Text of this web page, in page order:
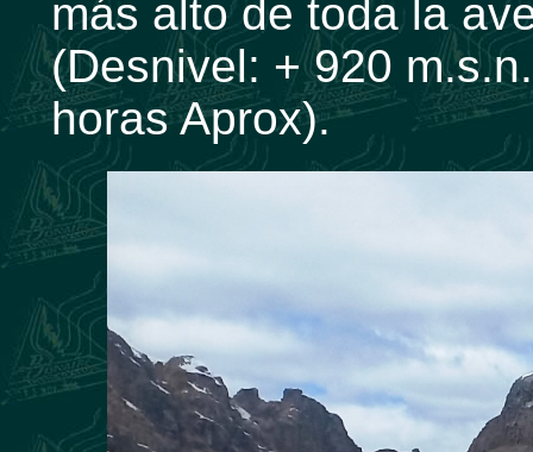
más alto de toda la
(Desnivel: + 920
horas Aprox).